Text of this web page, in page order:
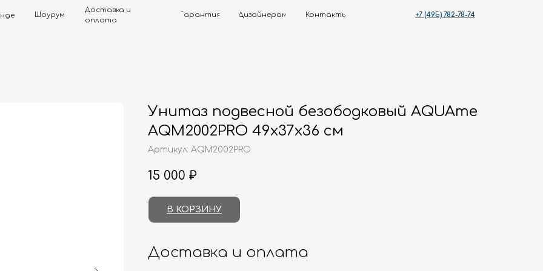
+7 (495) 782-78-74
Контакты
Дизайнерам
Доставка и
оплата
Шоурум
Унитаз подвесной безободковый AQUAme
AQM2002PRO 49x37x36 см
Артикул: AQM2002PRO
15 000 ₽
В КОРЗИНУ
Доставка и оплата